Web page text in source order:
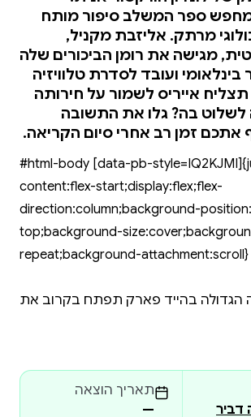
ספר המשלב סיפור מותח
מרתק. אליזבת מקניל,
מגישה את רומן הביכורים שלה
ועובד לסדרת טלוויזיה
אייריס לשמור על חירותה
בה? גלו את התשובה
אתכם זמן רב אחרי סיום הקריאה.
#html-body [data-pb-
content:flex-start;display:flex;flex-
direction:column;background-
top;background-
repeat;background-attachment:scroll} לונדון. 1850.
הגדולה בהייד פארק תפתח בקרוב את
נוהרים אל המקום כדי לחזות בפלא.
בדרך מקרה בין מוצגי התערוכה. עבור
שאפתנית ומושכת עין, מדובר בפגישה
עבור סילאס, אספן ומפחלץ הלהוט אחר
דביר
תאריך הוצאה
—